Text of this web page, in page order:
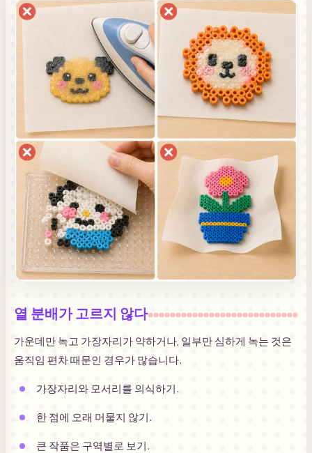
열 분배가 고르지 않다
가운데만 녹고 가장자리가 약하거나, 일부만 심하게 녹는 것은
움직임 편차 때문인 경우가 많습니다.
가장자리와 모서리를 의식하기.
한 점에 오래 머물지 않기.
큰 작품은 구역별로 보기.